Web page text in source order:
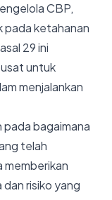
CBP,
pada ketahanan
29 ini
untuk
menjalankan
pada bagaimana
telah
memberikan
risiko yang